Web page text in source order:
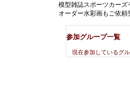
模型雑誌スポーツカー
オーダー水彩画もご依頼
参加グループ一覧
現在参加しているグ